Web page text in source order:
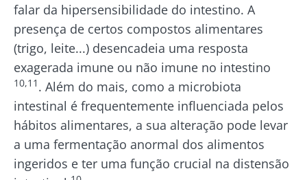
falar da hipersensibilidade do intestino. A
presença de certos compostos alimentares
(trigo, leite...) desencadeia uma resposta
exagerada imune ou não imune no intestino
10,11 . Além do mais, como a microbiota
intestinal é frequentemente influenciada pelos
hábitos alimentares, a sua alteração pode levar
a uma fermentação anormal dos alimentos
ingeridos e ter uma função crucial na distensão